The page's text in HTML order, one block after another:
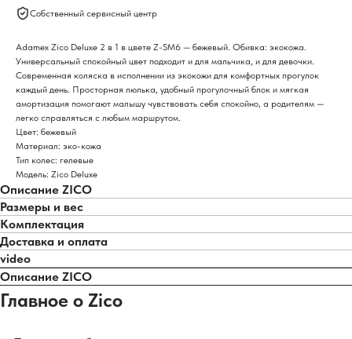
Собственный сервисный центр
Adamex Zico Deluxe 2 в 1 в цвете Z-SM6 — бежевый. Обивка: экокожа.
Универсальный спокойный цвет подходит и для мальчика, и для девочки.
Современная коляска в исполнении из экокожи для комфортных прогулок
каждый день. Просторная люлька, удобный прогулочный блок и мягкая
амортизация помогают малышу чувствовать себя спокойно, а родителям —
легко справляться с любым маршрутом.
Цвет: бежевый
Материал: эко-кожа
Тип колес: гелевые
Модель: Zico Deluxe
Описание ZICO
Размеры и вес
Комплектация
Доставка и оплата
video
Описание ZICO
Главное о Zico